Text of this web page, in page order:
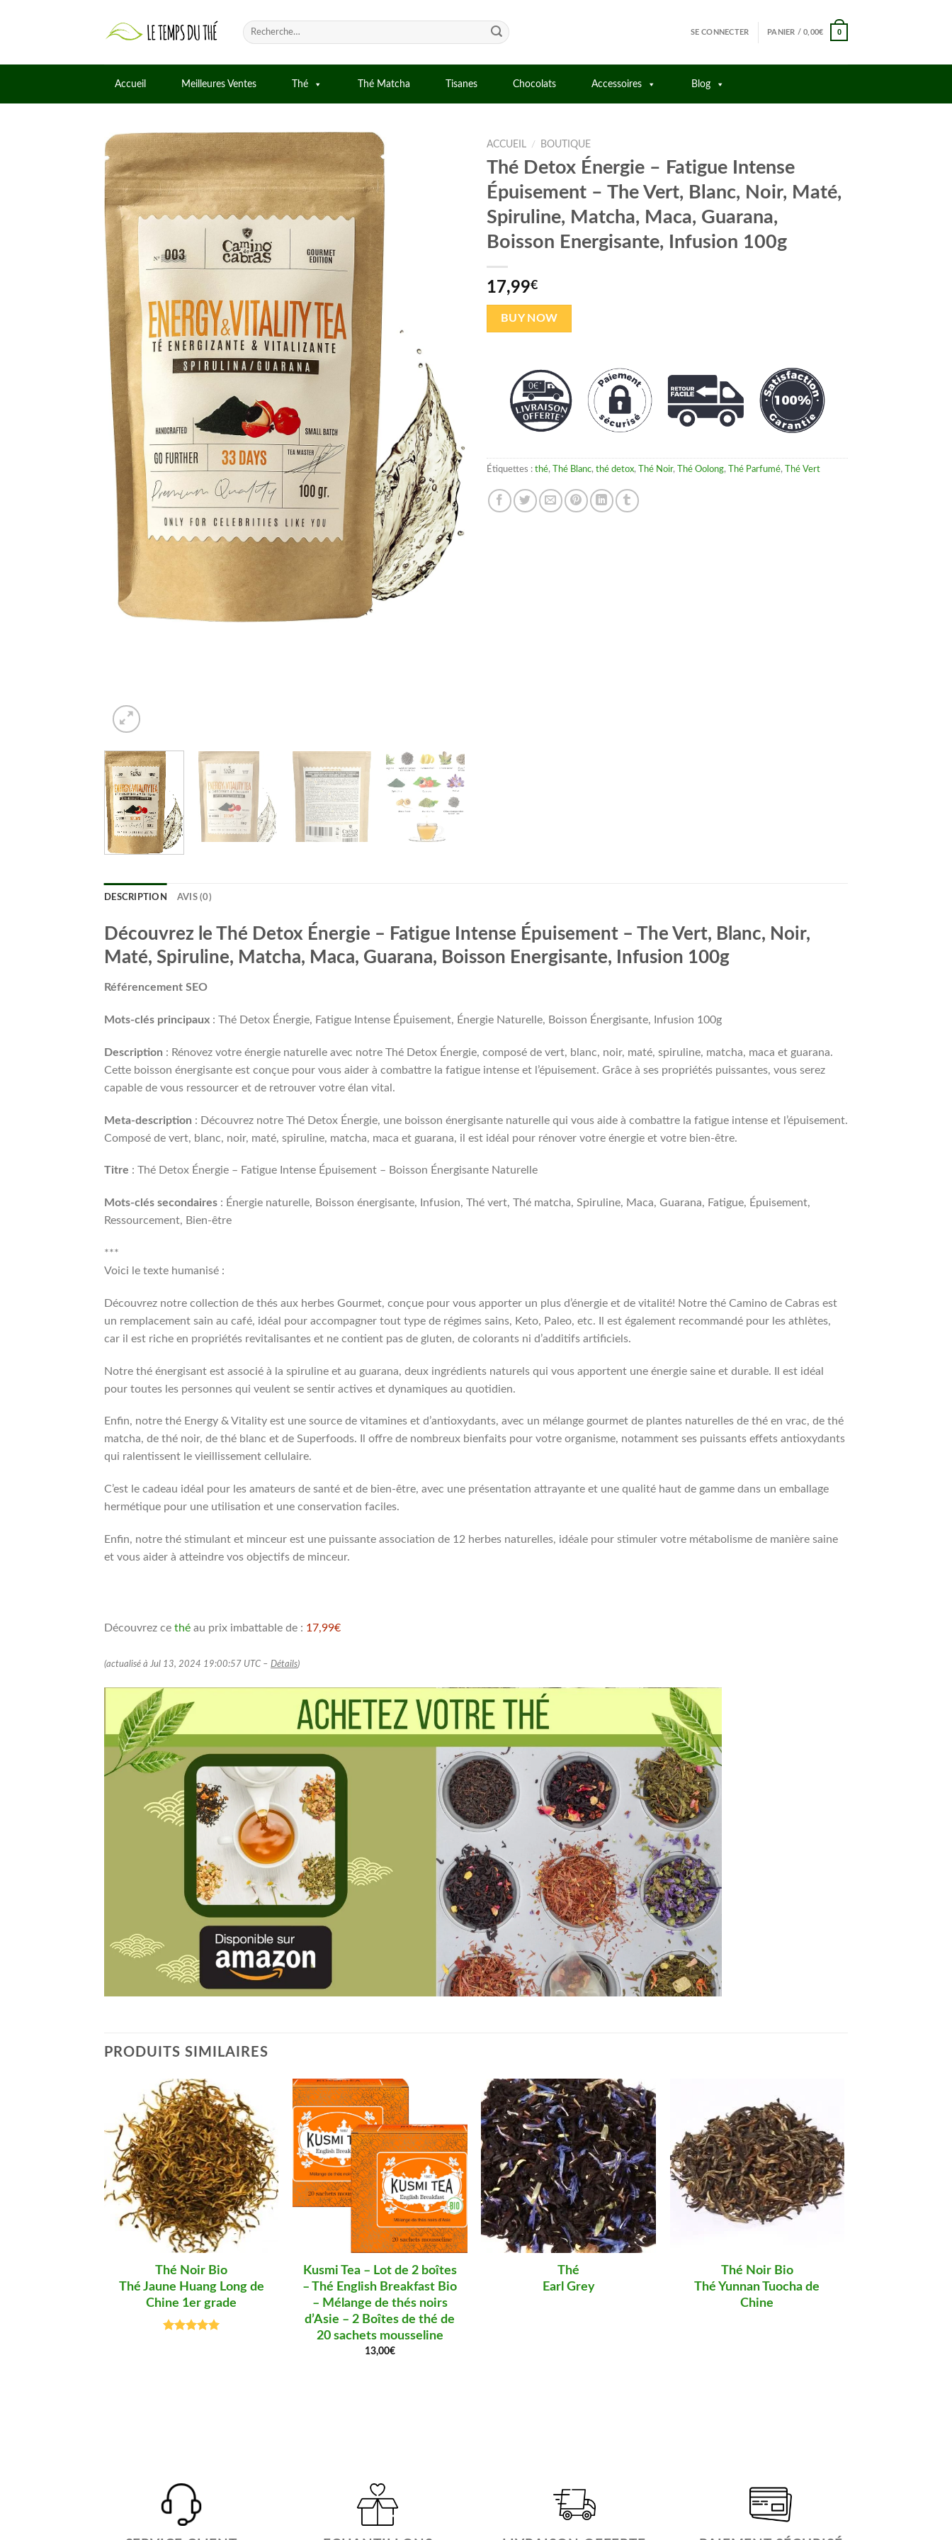
Recherche
pour :
SE CONNECTER PANIER /0,00€ 0
Accueil Meilleures Ventes Thé Thé Matcha Tisanes Chocolats Accessoires Blog
ACCUEIL / BOUTIQUE
Thé Detox Énergie – Fatigue Intense
Épuisement – The Vert, Blanc, Noir, Maté,
Spiruline, Matcha, Maca, Guarana,
Boisson Energisante, Infusion 100g
17,99€
BUY NOW
Étiquettes : thé, Thé Blanc, thé detox, Thé Noir, Thé Oolong, Thé Parfumé, Thé Vert
DESCRIPTION AVIS (0)
Découvrez le Thé Detox Énergie – Fatigue Intense Épuisement – The Vert, Blanc, Noir,
Maté, Spiruline, Matcha, Maca, Guarana, Boisson Energisante, Infusion 100g
Référencement SEO
Mots-clés principaux : Thé Detox Énergie, Fatigue Intense Épuisement, Énergie Naturelle, Boisson Énergisante, Infusion 100g
Description : Rénovez votre énergie naturelle avec notre Thé Detox Énergie, composé de vert, blanc, noir, maté, spiruline, matcha, maca et guarana.
Cette boisson énergisante est conçue pour vous aider à combattre la fatigue intense et l’épuisement. Grâce à ses propriétés puissantes, vous serez
capable de vous ressourcer et de retrouver votre élan vital.
Meta-description : Découvrez notre Thé Detox Énergie, une boisson énergisante naturelle qui vous aide à combattre la fatigue intense et l’épuisement.
Composé de vert, blanc, noir, maté, spiruline, matcha, maca et guarana, il est idéal pour rénover votre énergie et votre bien-être.
Titre : Thé Detox Énergie – Fatigue Intense Épuisement – Boisson Énergisante Naturelle
Mots-clés secondaires : Énergie naturelle, Boisson énergisante, Infusion, Thé vert, Thé matcha, Spiruline, Maca, Guarana, Fatigue, Épuisement,
Ressourcement, Bien-être
***
Voici le texte humanisé :
Découvrez notre collection de thés aux herbes Gourmet, conçue pour vous apporter un plus d’énergie et de vitalité! Notre thé Camino de Cabras est
un remplacement sain au café, idéal pour accompagner tout type de régimes sains, Keto, Paleo, etc. Il est également recommandé pour les athlètes,
car il est riche en propriétés revitalisantes et ne contient pas de gluten, de colorants ni d’additifs artificiels.
Notre thé énergisant est associé à la spiruline et au guarana, deux ingrédients naturels qui vous apportent une énergie saine et durable. Il est idéal
pour toutes les personnes qui veulent se sentir actives et dynamiques au quotidien.
Enfin, notre thé Energy & Vitality est une source de vitamines et d’antioxydants, avec un mélange gourmet de plantes naturelles de thé en vrac, de thé
matcha, de thé noir, de thé blanc et de Superfoods. Il offre de nombreux bienfaits pour votre organisme, notamment ses puissants effets antioxydants
qui ralentissent le vieillissement cellulaire.
C’est le cadeau idéal pour les amateurs de santé et de bien-être, avec une présentation attrayante et une qualité haut de gamme dans un emballage
hermétique pour une utilisation et une conservation faciles.
Enfin, notre thé stimulant et minceur est une puissante association de 12 herbes naturelles, idéale pour stimuler votre métabolisme de manière saine
et vous aider à atteindre vos objectifs de minceur.
Découvrez ce thé au prix imbattable de : 17,99€
(actualisé à Jul 13, 2024 19:00:57 UTC – Détails)
PRODUITS SIMILAIRES
Thé Noir Bio
Thé Jaune Huang Long de
Chine 1er grade
Kusmi Tea – Lot de 2 boîtes
– Thé English Breakfast Bio
– Mélange de thés noirs
d’Asie – 2 Boîtes de thé de
20 sachets mousseline
13,00€
Thé
Earl Grey
Thé Noir Bio
Thé Yunnan Tuocha de
Chine